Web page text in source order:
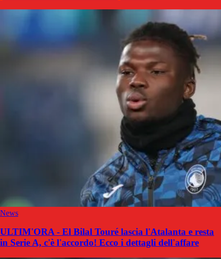
News
ULTIM'ORA - El Bilal Touré lascia l'Atalanta e resta
in Serie A, c'è l'accordo! Ecco i dettagli dell'affare